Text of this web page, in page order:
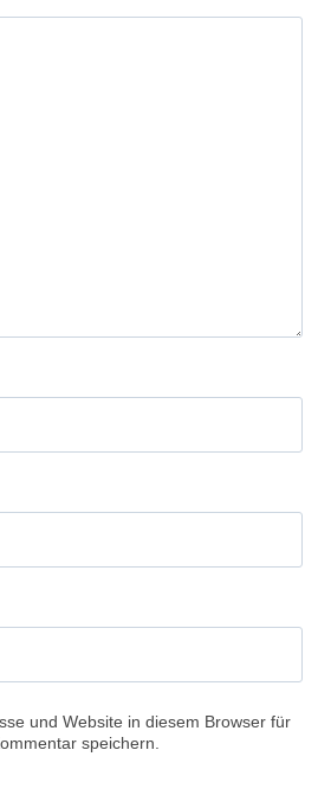
und Website in diesem Browser für
speichern.